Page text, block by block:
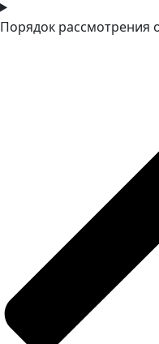
Порядок рассмотрения